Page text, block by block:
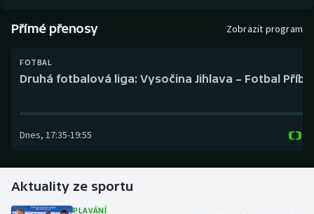
Box
Golf
Přímé přenosy Zobrazit program
FOTBAL
Druhá fotbalová liga: Vysočina Jihlava – Fotbal
Dnes, 17:35-19:55
Aktuality ze sportu
PLAVÁNÍ